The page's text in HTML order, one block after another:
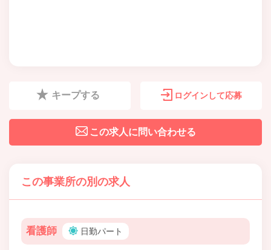
キープする ログインして応募
この求人に問い合わせる
この事業所の別の求人
看護師 日勤パート